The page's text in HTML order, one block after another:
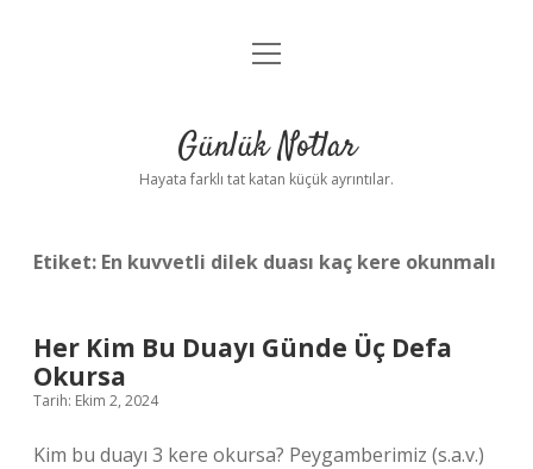
Anasayfa
Yasal Uyarı
menüyü
Günlük Notlar
Hayata farklı tat katan küçük ayrıntılar.
Etiket: En kuvvetli dilek duası kaç kere okunmalı
Her Kim Bu Duayı Günde Üç Defa
Okursa
Tarih: Ekim 2, 2024
Kim bu duayı 3 kere okursa? Peygamberimiz (s.a.v.)